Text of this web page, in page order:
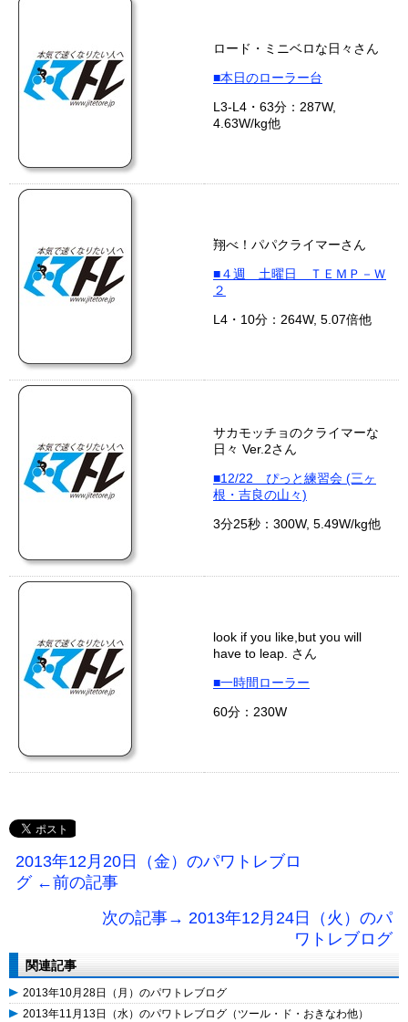
ロード・ミニベロな日々さん
■本日のローラー台
L3-L4・63分：287W,
4.63W/kg他
翔べ！パパクライマーさん
■４週 土曜日 ＴＥＭＰ－Ｗ
２
L4・10分：264W, 5.07倍他
サカモッチョのクライマーな
日々 Ver.2さん
■12/22 ぴっと練習会 (三ヶ
根・吉良の山々)
3分25秒：300W, 5.49W/kg他
look if you like,but you will
have to leap. さん
■一時間ローラー
60分：230W
2013年12月20日（金）のパワトレブロ
グ ←前の記事
次の記事→ 2013年12月24日（火）のパ
ワトレブログ
関連記事
2013年10月28日（月）のパワトレブログ
2013年11月13日（水）のパワトレブログ（ツール・ド・おきなわ他）